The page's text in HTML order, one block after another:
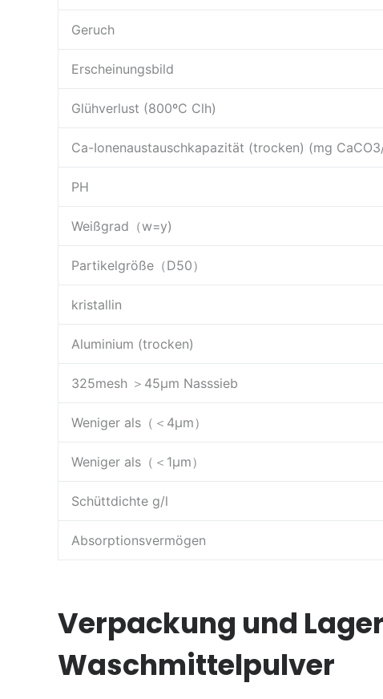
Geruch
Erscheinungsbild
Glühverlust (800ºC Clh)
Ca-Ionenaustauschkapazität (trocken) (mg
PH
Weißgrad（w=y)
Partikelgröße（D50）
kristallin
Aluminium (trocken)
325mesh ＞45μm Nasssieb
Weniger als（＜4µm）
Weniger als（＜1µm）
Schüttdichte g/l
Absorptionsvermögen
Verpackung und
Waschmittelpulver